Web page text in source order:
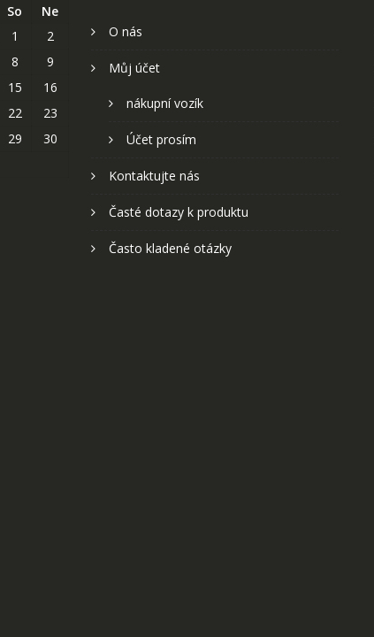
So
Ne
1
2
8
9
15
16
22
23
29
30
O nás
Můj účet
nákupní vozík
Účet prosím
Kontaktujte nás
Časté dotazy k produktu
Často kladené otázky